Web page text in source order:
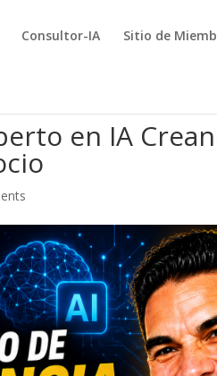
Consultor-IA Sitio de
en IA